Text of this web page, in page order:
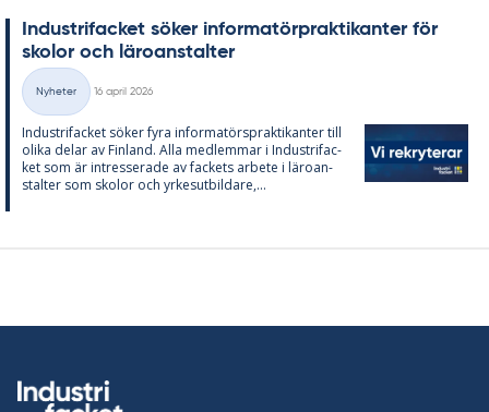
In­du­stri­fac­ket sö­ker in­for­ma­törprak­ti­kan­ter för
sko­lor och läro­an­stal­ter
Kategorier
Nyheter
16 april 2026
In­du­stri­fac­ket sö­ker fyra in­for­ma­tör­sprak­ti­kan­ter till
oli­ka de­lar av Fin­land. Alla med­lem­mar i In­du­stri­fac­
ket som är in­tres­se­ra­de av fac­kets ar­bete i läro­an­
stal­ter som sko­lor och yr­kes­ut­bil­da­re,...